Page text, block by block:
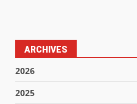
ARCHIVES
2026
2025